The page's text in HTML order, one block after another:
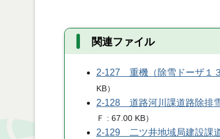
関連ファイル
2-127 重機（除雪ドーザ１
KB）
2-128 道路河川課道路除排
Ｆ
67.00 KB）
2-129 二ツ井地域局建設課